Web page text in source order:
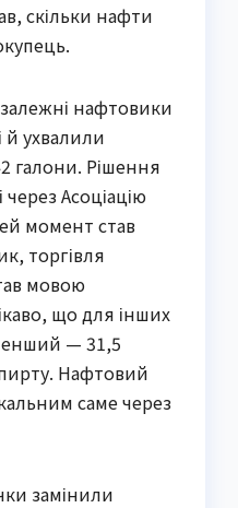
скільки нафти
нафтовики
й ухвалили
галони. Рішення
Асоціацію
момент став
торгівля
мовою
що для інших
— 31,5
Нафтовий
саме через
замінили